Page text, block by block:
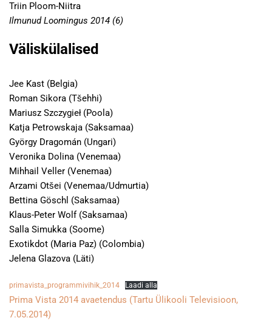
Triin Ploom-Niitra
Ilmunud Loomingus 2014 (6)
Väliskülalised
Jee Kast (Belgia)
Roman Sikora (Tšehhi)
Mariusz Szczygieł (Poola)
Katja Petrowskaja (Saksamaa)
György Dragomán (Ungari)
Veronika Dolina (Venemaa)
Mihhail Veller (Venemaa)
Arzami Otšei (Venemaa/Udmurtia)
Bettina Göschl (Saksamaa)
Klaus-Peter Wolf (Saksamaa)
Salla Simukka (Soome)
Exotikdot (Maria Paz) (Colombia)
Jelena Glazova (Läti)
primavista_programmivihik_2014 Laadi alla
Prima Vista 2014 avaetendus (Tartu Ülikooli Televisioon,
7.05.2014)